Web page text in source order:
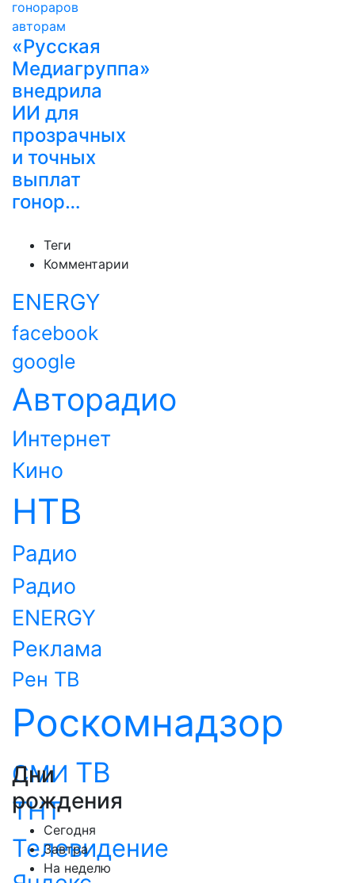
«Русская
Медиагруппа»
внедрила
ИИ для
прозрачных
и точных
выплат
гонор…
Теги
Комментарии
ENERGY
facebook
google
Авторадио
Интернет
Кино
НТВ
Радио
Радио
ENERGY
Реклама
Рен ТВ
Роскомнадзор
СМИ ТВ
ТНТ
Телевидение
Дни
рождения
Сегодня
Завтра
На неделю